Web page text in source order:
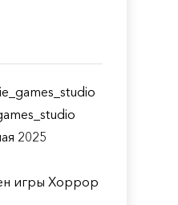
2025
игры Хоррор